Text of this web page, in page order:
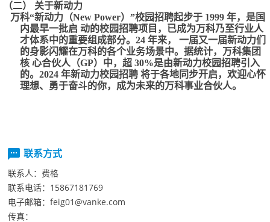
（二）关于新动力
万科“新动力（NewPower）”校园招聘起步于1999年，是国
内最早一批启动的校园招聘项目，已成为万科乃至行业人
才体系中的重要组成部分。24年来，一届又一届新动力们
的身影闪耀在万科的各个业务场景中。据统计，万科集团
核心合伙人（GP）中，超30%是由新动力校园招聘引入
的。2024年新动力校园招聘将于各地同步开启，欢迎心怀
理想、勇于奋斗的你，成为未来的万科事业合伙人。
联系方式
联系人： 费格
联系电话： 15867181769
电子邮箱： feig01@vanke.com
传真：